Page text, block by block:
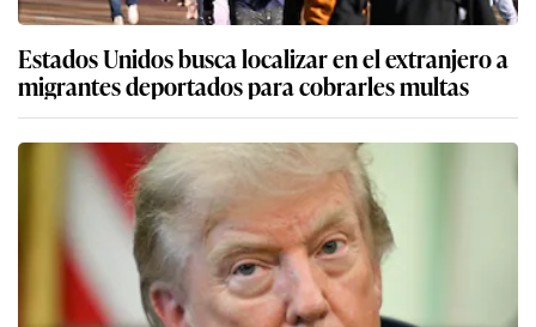
Estados Unidos busca localizar en el extranjero a
migrantes deportados para cobrarles multas